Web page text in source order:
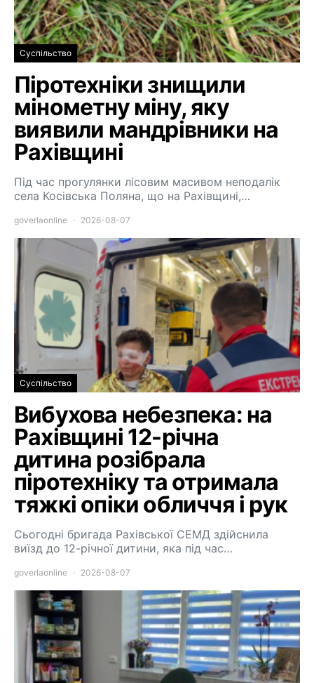
Суспільство
Піротехніки знищили
мінометну міну, яку
виявили мандрівники на
Рахівщині
Під час прогулянки лісовим масивом неподалік
села Косівська Поляна, що на Рахівщині,…
goverlaonline 2026-08-07
Суспільство
Вибухова небезпека: на
Рахівщині 12-річна
дитина розібрала
піротехніку та отримала
тяжкі опіки обличчя і рук
Сьогодні бригада Рахівської СЕМД здійснила
виїзд до 12-річної дитини, яка під час…
goverlaonline 2026-08-07